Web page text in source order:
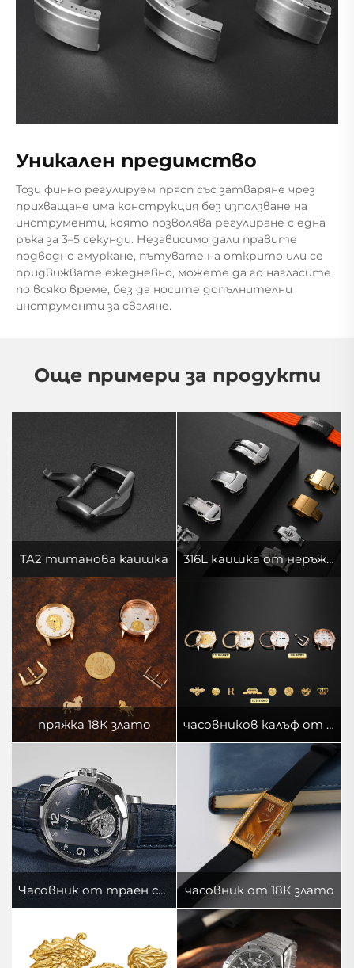
Уникален предимство
Този финно регулируем прясп със затваряне чрез
прихващане има конструкция без използване на
инструменти, която позволява регулиране с една
ръка за 3–5 секунди. Независимо дали правите
подводно гмуркане, пътувате на открито или се
придвижвате ежедневно, можете да го нагласите
по всяко време, без да носите допълнителни
инструменти за сваляне.
Още примери за продукти
TA2 титанова каишка 316L каишка от неръждаема стомана
пряжка 18К злато часовников калъф от 18К злато
Часовник от траен сребърен сплав часовник от 18К злато